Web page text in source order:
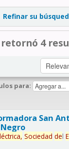
Refinar su
4
para:
San
Sociedad del